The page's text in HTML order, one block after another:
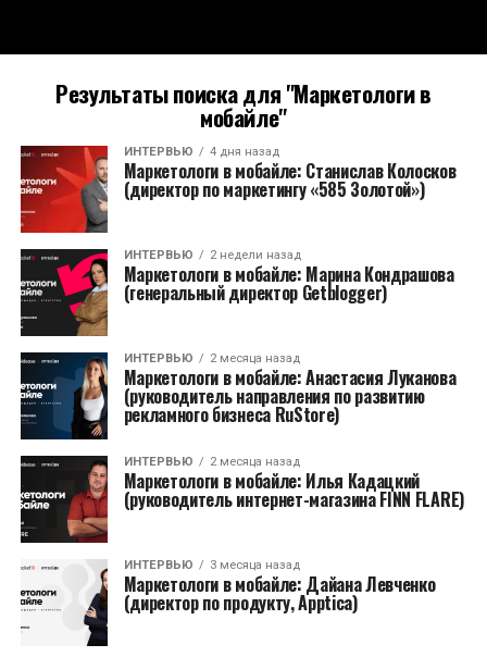
Результаты поиска для "Маркетологи в
мобайле"
ИНТЕРВЬЮ 4 дня назад
Маркетологи в мобайле: Станислав Колосков
(директор по маркетингу «585 Золотой»)
ИНТЕРВЬЮ 2 недели назад
Маркетологи в мобайле: Марина Кондрашова
(генеральный директор Getblogger)
ИНТЕРВЬЮ 2 месяца назад
Маркетологи в мобайле: Анастасия Луканова
(руководитель направления по развитию
рекламного бизнеса RuStore)
ИНТЕРВЬЮ 2 месяца назад
Маркетологи в мобайле: Илья Кадацкий
(руководитель интернет-магазина FINN FLARE)
ИНТЕРВЬЮ 3 месяца назад
Маркетологи в мобайле: Дайана Левченко
(директор по продукту, Apptica)